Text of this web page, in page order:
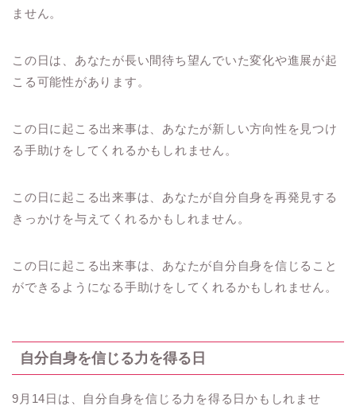
ません。
この日は、あなたが長い間待ち望んでいた変化や進展が起
こる可能性があります。
この日に起こる出来事は、あなたが新しい方向性を見つけ
る手助けをしてくれるかもしれません。
この日に起こる出来事は、あなたが自分自身を再発見する
きっかけを与えてくれるかもしれません。
この日に起こる出来事は、あなたが自分自身を信じること
ができるようになる手助けをしてくれるかもしれません。
自分自身を信じる力を得る日
9月14日は、自分自身を信じる力を得る日かもしれませ